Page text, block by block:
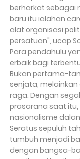
berharkat sebagai
baru itu ialahan
alat organisasi
persatuan", ucap
Para pendahulu
erbaik bagi
Bukan pertama-
senjata,
raga. Dengan
prasarana saat
nasionalisme
Seratus sepuluh
tumbuh menjadi
dengan bangsa-